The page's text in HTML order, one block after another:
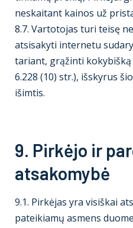
neskaitant kainos už
8.7. Vartotojas turi teisę
atsisakyti internetu
tariant, grąžinti kokybišką
6.228 (10) str.), išskyrus
išimtis.
9. Pirkėjo ir
atsakomybė
9.1. Pirkėjas yra visiškai
pateikiamų asmens